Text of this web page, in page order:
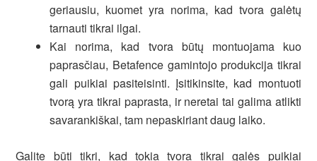
geriausiu, kuomet yra norima, kad tvora galėtų
tarnauti tikrai ilgai.
Kai norima, kad tvora būtų montuojama kuo
paprasčiau, Betafence gamintojo produkcija tikrai
gali puikiai pasiteisinti. Įsitikinsite, kad montuoti
tvorą yra tikrai paprasta, ir neretai tai galima atlikti
savarankiškai, tam nepaskiriant daug laiko.
Galite būti tikri, kad tokia tvora tikrai galės puikiai